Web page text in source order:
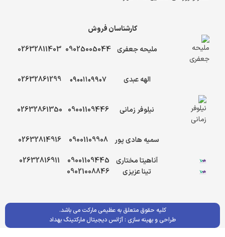
کارشناسان فروش
ملیحه جعفری 09025005044
02632811403
الهه عبدی ۰۹۰۰۱۱۰۹۹۰۷ 02632861299
نیلوفر زمانی 09001109446
02632861350
سمیه هادی پور 09001109908
02632814916
آناهیتا مختاری
09001109445
02632816911
تینا عزیزی
09021008846
کلیه حقوق متعلق به عظیمی مارکت می باشد.
طراحی و بهینه سازی : آژانس دیجیتال مارکتینگ بهداد